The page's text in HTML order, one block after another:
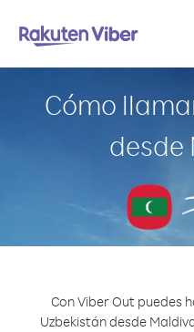
Cómo
desde
Con Viber Out puedes
Uzbekistán desde